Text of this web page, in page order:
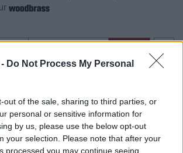
Do Not Process My Personal
out of the sale, sharing to third parties, or
personal or sensitive information for
by us, please use the below opt-out
your selection. Please note that after your
processed you may continue seeing
de «Blockades»